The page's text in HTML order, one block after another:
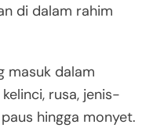
di dalam rahim
masuk dalam
rusa, jenis-
hingga monyet.